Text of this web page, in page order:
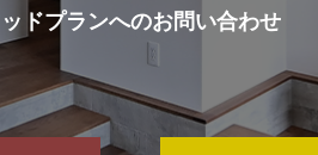
ドプランへのお問い合わせ